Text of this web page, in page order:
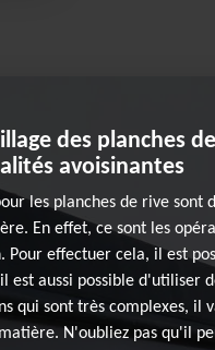
des planches
avoisinantes
les planches de rive sont
En effet, ce sont les
Pour effectuer cela, il est
est aussi possible d'utiliser
qui sont très complexes, il
N'oubliez pas qu'il